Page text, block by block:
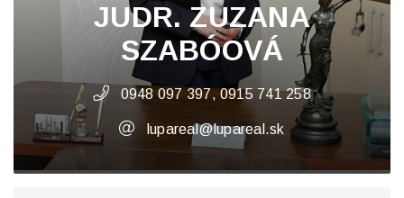
JUDR. ZUZANA
SZABÓOVÁ
0948 097 397, 0915 741 258
lupareal@lupareal.sk